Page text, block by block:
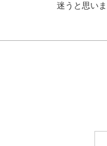
迷うと思い